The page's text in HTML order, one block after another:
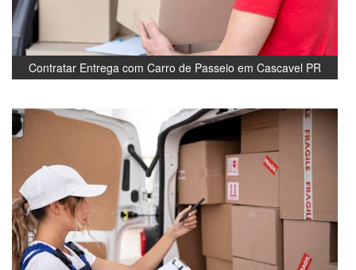
Contratar Entrega com Carro de Passeio em Cascavel PR